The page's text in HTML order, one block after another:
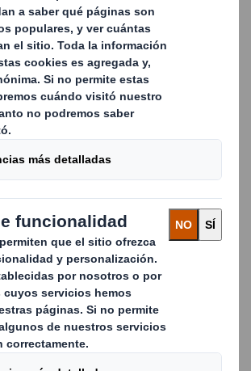
de nuestras fábricas cuentan con
de pruebas de papel,
deben enviar muestras
de Calidad del Papel certificado
sede en Witzenhausen
auditorías periódicas por parte de
que inspeccionan todos los
sistemas de gestión y
alta calidad y consistentes
un papel principal para
clientes a lograr una conversión